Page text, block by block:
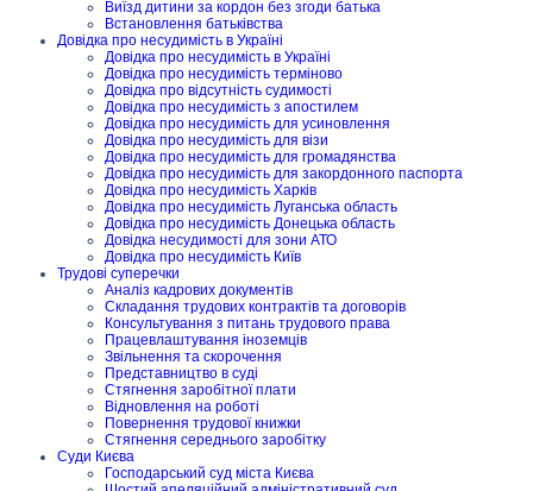
Виїзд дитини за кордон без згоди батька
Встановлення батьківства
Довідка про несудимість в Україні
Довідка про несудимість в Україні
Довідка про несудимість терміново
Довідка про відсутність судимості
Довідка про несудимість з апостилем
Довідка про несудимість для усиновлення
Довідка про несудимість для візи
Довідка про несудимість для громадянства
Довідка про несудимість для закордонного паспорта
Довідка про несудимість Харків
Довідка про несудимість Луганська область
Довідка про несудимість Донецька область
Довідка несудимості для зони АТО
Довідка про несудимість Київ
Трудові суперечки
Аналіз кадрових документів
Складання трудових контрактів та договорів
Консультування з питань трудового права
Працевлаштування іноземців
Звільнення та скорочення
Представництво в суді
Стягнення заробітної плати
Відновлення на роботі
Повернення трудової книжки
Стягнення середнього заробітку
Суди Києва
Господарський суд міста Києва